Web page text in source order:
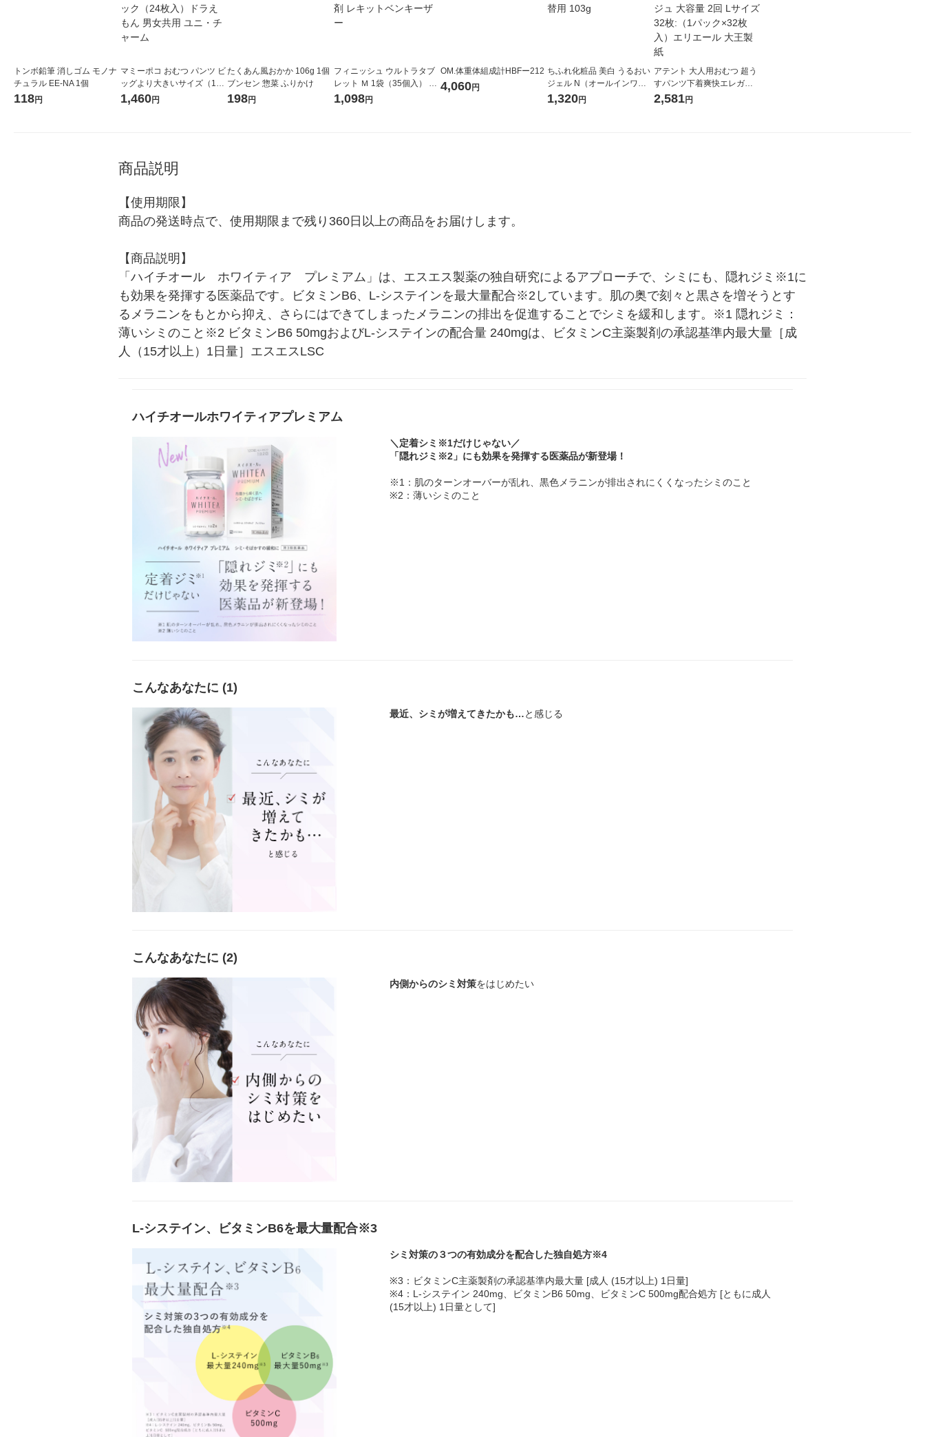
トンボ鉛筆 消しゴム モノナ
チュラル EE-NA 1個
118円
マミーポコ おむつ パンツ ビ
ッグより大きいサイズ（1
3〜28kg）1パック（24枚
1,460円
たくあん風おかか 106g 1個
ブンセン 惣菜 ふりかけ
198円
フィニッシュ ウルトラタブ
レット Ｍ 1袋（35個入） 食
洗機用洗剤 レキットベンキ
1,098円
OM.体重体組成計HBFー212
4,060円
ちふれ化粧品 美白 うるおい
ジェル N（オールインワン
ジェル） 詰替用 103g
1,320円
アテント 大人用おむつ 超う
すパンツ下着爽快エレガン
トピンクベージュ 大容量 2
2,581円
商品説明
【使用期限】
商品の発送時点で、使用期限まで残り360日以上の商品をお届けします。
【商品説明】
「ハイチオール　ホワイティア　プレミアム」は、エスエス製薬の独自研究によるアプローチで、シミにも、隠れジミ※1に
も効果を発揮する医薬品です。ビタミンB6、L-システインを最大量配合※2しています。肌の奥で刻々と黒さを増そうとす
るメラニンをもとから抑え、さらにはできてしまったメラニンの排出を促進することでシミを緩和します。※1 隠れジミ：
薄いシミのこと※2 ビタミンB6 50mgおよびL-システインの配合量 240mgは、ビタミンC主薬製剤の承認基準内最大量［成
人（15才以上）1日量］エスエスLSC
ハイチオールホワイティアプレミアム
＼定着シミ※1だけじゃない／
「隠れジミ※2」にも効果を発揮する医薬品が新登場！
※1：肌のターンオーバーが乱れ、黒色メラニンが排出されにくくなったシミのこと
※2：薄いシミのこと
こんなあなたに (1)
最近、シミが増えてきたかも…と感じる
こんなあなたに (2)
内側からのシミ対策をはじめたい
L-システイン、ビタミンB6を最大量配合※3
シミ対策の３つの有効成分を配合した独自処方※4
※3：ビタミンC主薬製剤の承認基準内最大量 [成人 (15才以上) 1日量]
※4：L-システイン 240mg、ビタミンB6 50mg、ビタミンC 500mg配合処方 [ともに成人
(15才以上) 1日量として]